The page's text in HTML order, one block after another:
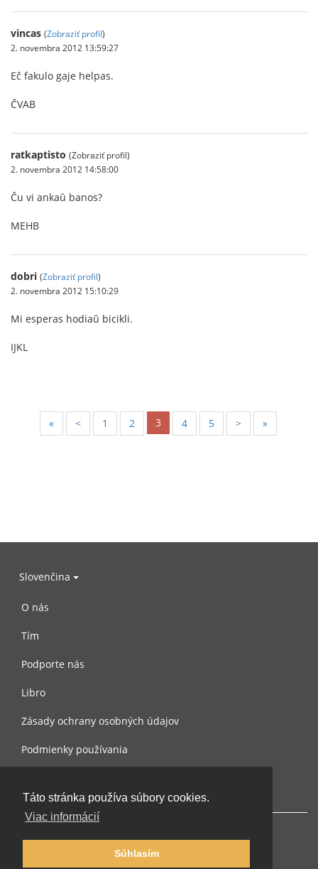
Táto stránka používa súbory cookies.
Viac informácií
Súhlasím
vincas (Zobraziť profil)
2. novembra 2012 13:59:27
Eĉ fakulo gaje helpas.
ĈVAB
ratkaptisto (Zobraziť profil)
2. novembra 2012 14:58:00
Ĉu vi ankaŭ banos?
MEHB
dobri (Zobraziť profil)
2. novembra 2012 15:10:29
Mi esperas hodiaŭ bicikli.
IJKL
« < 1 2 3 4 5 > »
Slovenčina
O nás
Tím
Podporte nás
Libro
Zásady ochrany osobných údajov
Podmienky používania